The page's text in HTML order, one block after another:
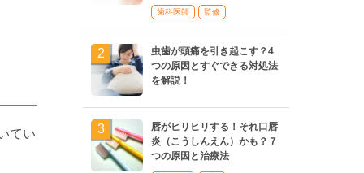
てい
歯科医師 監修
虫歯が頭痛を引き起こす？4
つの原因とすぐできる対処法
を解説！
唇がヒリヒリする！それ口唇
炎（こうしんえん）かも？７
つの原因と治療法